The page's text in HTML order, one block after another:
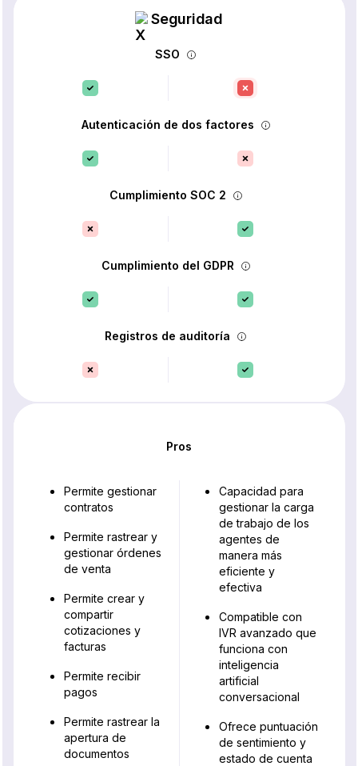
Seguridad
SSO
Autenticación de dos factores
Cumplimiento SOC 2
Cumplimiento del GDPR
Registros de auditoría
Pros
Permite gestionar
contratos
Permite rastrear y
gestionar órdenes
de venta
Permite crear y
compartir
cotizaciones y
facturas
Permite recibir
pagos
Permite rastrear la
apertura de
documentos
Capacidad para
gestionar la carga
de trabajo de los
agentes de
manera más
eficiente y
efectiva
Compatible con
IVR avanzado que
funciona con
inteligencia
artificial
conversacional
Ofrece puntuación
de sentimiento y
estado de cuenta